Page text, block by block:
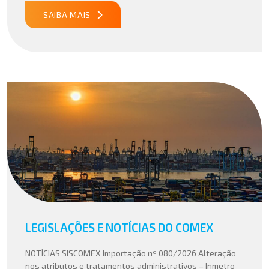
SAIBA MAIS
LEGISLAÇÕES E NOTÍCIAS DO COMEX
NOTÍCIAS SISCOMEX Importação nº 080/2026 Alteração
nos atributos e tratamentos administrativos – Inmetro